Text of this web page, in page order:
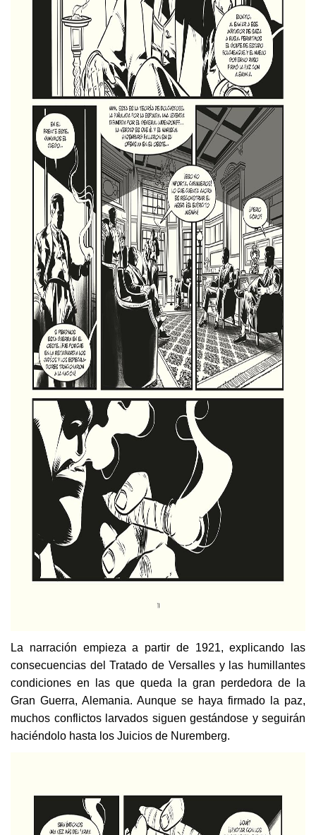
La narración empieza a partir de 1921, explicando las
consecuencias del Tratado de Versalles y las humillantes
condiciones en las que queda la gran perdedora de la
Gran Guerra, Alemania. Aunque se haya firmado la paz,
muchos conflictos larvados siguen gestándose y seguirán
haciéndolo hasta los Juicios de Nuremberg.